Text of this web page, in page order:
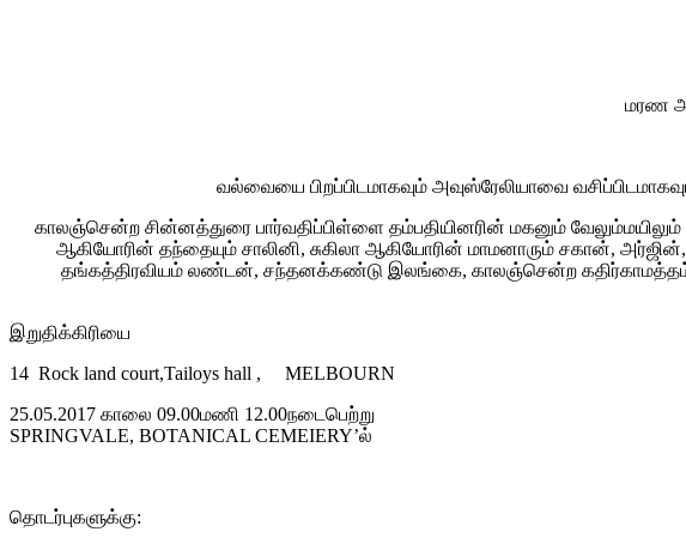
மரண
வல்வையை பிறப்பிடமாகவும் அவுஸ்ரேலியாவை
காலஞ்சென்ற சின்னத்துரை பார்வதிப்பிள்ளை தம்பதியினரின் மகனும்
ஆகியோரின் தந்தையும் சாலினி, சுகிலா ஆகியோரின் மாமனாரும் சகான்,
தங்கத்திரவியம் லண்டன், சந்தனக்கண்டு இலங்கை, காலஞ்சென்ற
இறுதிக்கிரியை
14 Rock land court,Tailoys hall , MELBOURN
25.05.2017 காலை 09.00மணி 12.00நடைபெற்று
SPRINGVALE, BOTANICAL CEMEIERY’ல்
தொடர்புகளுக்கு: